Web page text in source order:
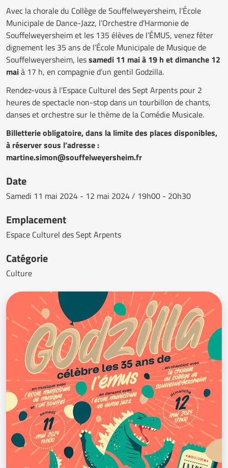
Avec la chorale du Collège de Souffelweyersheim, l’École
Municipale de Dance-Jazz, l’Orchestre d’Harmonie de
Souffelweyersheim et les 135 élèves de l’ÉMUS, venez fêter
dignement les 35 ans de l’École Municipale de Musique de
Souffelweyersheim, lessamedi 11 mai à 19 h et dimanche 12
maià 17 h, en compagnie d’un gentil Godzilla.
Rendez-vous à l’Espace Culturel des Sept Arpents pour 2
heures de spectacle non-stop dans un tourbillon de chants,
danses et orchestre sur le thème de la Comédie Musicale.
Billetterie obligatoire, dans la limite des places disponibles,
à réserver sous l’adresse :
martine.simon@souffelweyersheim.fr
Date
Samedi 11 mai 2024 - 12 mai 2024 / 19h00 - 20h30
Emplacement
Espace Culturel des Sept Arpents
Catégorie
Culture